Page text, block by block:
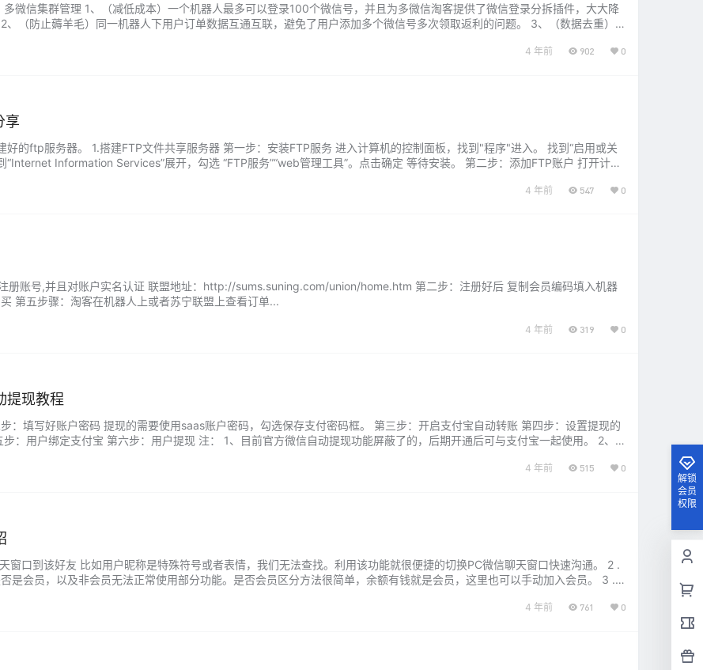
微信集群管理 1、（减低成本）一个机器人最多可以登录100个微信号，并且为多微信淘客提供了微信登录分拆插件，大大降
、（防止薅羊毛）同一机器人下用户订单数据互通互联，避免了用户添加多个微信号多次领取返利的问题。 3、（数据去重）
4 年前 902 0
享
好的ftp服务器。 1.搭建FTP文件共享服务器 第一步：安装FTP服务 进入计算机的控制面板，找到"程序"进入。 找到“启用或关
“Internet Information Services”展开，勾选 “FTP服务”“web管理工具”。点击确定 等待安装。 第二步：添加FTP账户 打开计算
4 年前 547 0
册账号,并且对账户实名认证 联盟地址：http://sums.suning.com/union/home.htm 第二步：注册好后 复制会员编码填入机器
第五步骤：淘客在机器人上或者苏宁联盟上查看订单...
4 年前 319 0
提现教程
：填写好账户密码 提现的需要使用saas账户密码，勾选保存支付密码框。 第三步：开启支付宝自动转账 第四步：设置提现的
：用户绑定支付宝 第六步：用户提现 注： 1、目前官方微信自动提现功能屏蔽了的，后期开通后可与支付宝一起使用。 2、
4 年前 515 0
窗口到该好友 比如用户昵称是特殊符号或者表情，我们无法查找。利用该功能就很便捷的切换PC微信聊天窗口快速沟通。 2 .
是会员，以及非会员无法正常使用部分功能。是否会员区分方法很简单，余额有钱就是会员，这里也可以手动加入会员。 3 .
4 年前 761 0
解锁
会员
权限